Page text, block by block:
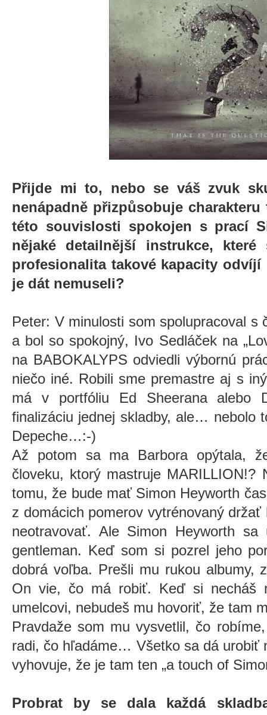
Přijde mi to, nebo se váš zvuk
nenápadně přizpůsobuje
této souvislosti spokojen s prací
nějaké detailnější instrukce,
profesionalita takové kapacity
je dát nemuseli?
Peter: V minulosti som spolupracoval s
a bol so spokojný, Ivo Sedláček na
na BABOKALYPS odviedli výbornú
niečo iné. Robili sme premastre aj s
má v portfóliu Ed Sheerana alebo
finalizáciu jednej skladby, ale… nebolo
Depeche…:-)
Až potom sa ma Barbora opýtala,
človeku, ktorý mastruje MARILLION!?
tomu, že bude mať Simon Heyworth
z domácich pomerov vytrénovaný
neotravovať. Ale Simon Heyworth sa
gentleman. Keď som si pozrel jeho
dobrá voľba. Prešli mu rukou albumy,
On vie, čo má robiť. Keď si necháš
umelcovi, nebudeš mu hovoriť, že tam
Pravdaže som mu vysvetlil, čo
radi, čo hľadáme… Všetko sa dá urobiť
vyhovuje, že je tam ten „a touch of
Probrat by se dala každá